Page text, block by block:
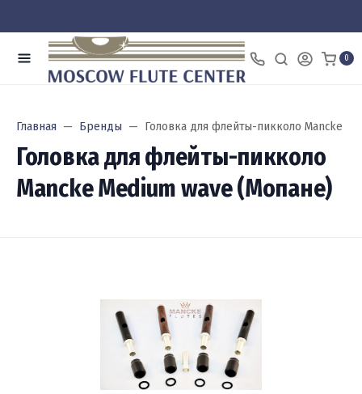
0
Главная Бренды Головка для флейты-пикколо Mancke
Головка для флейты-пикколо
Mancke Medium wave (Мопане)